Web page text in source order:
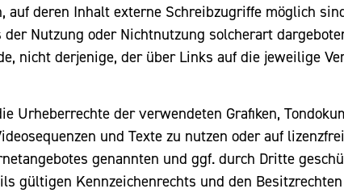
auf deren Inhalt externe Schreibzugriffe möglich
Nutzung oder Nichtnutzung solcherart
nicht derjenige, der über Links auf die jeweilige
der verwendeten Grafiken,
und Texte zu nutzen oder auf
genannten und ggf. durch Dritte
gültigen Kennzeichenrechts und den